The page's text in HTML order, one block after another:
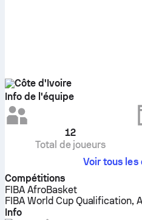
Côte d'Ivoire
Info de l'équipe
12
Total de joueurs
Voir tous
Compétitions
FIBA AfroBasket
FIBA World Cup Qualification,
Info